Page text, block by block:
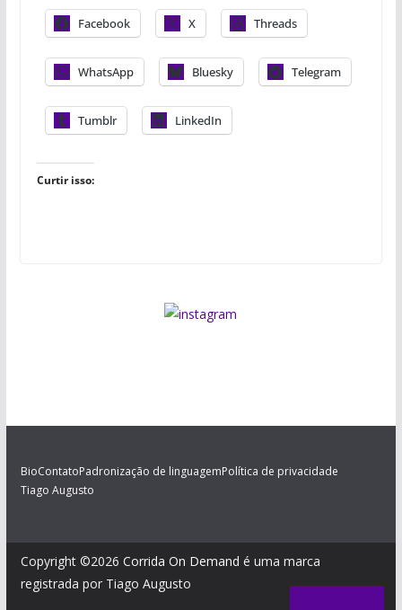
Facebook X Threads
WhatsApp Bluesky Telegram
Tumblr LinkedIn
Curtir isso:
BioContatoPadronização de linguagemPolítica de privacidade
Tiago Augusto
Copyright ©2026 Corrida On Demand é uma marca
registrada por Tiago Augusto